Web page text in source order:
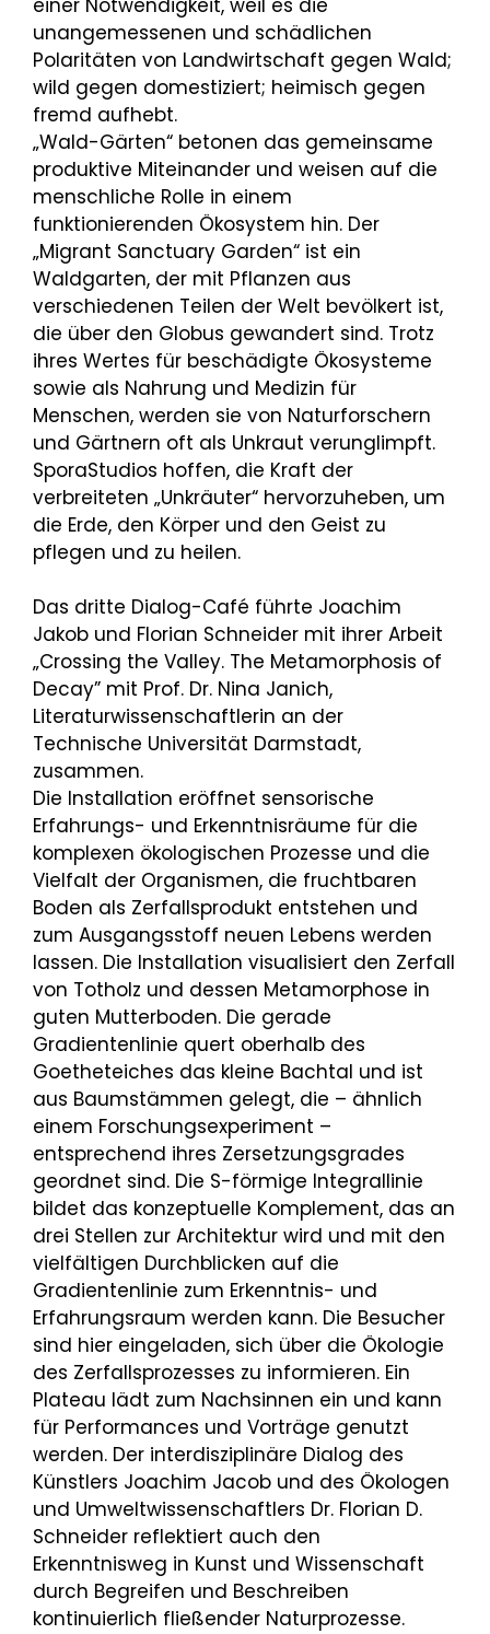
einer Notwendigkeit, weil es die
unangemessenen und schädlichen
Polaritäten von Landwirtschaft gegen Wald;
wild gegen domestiziert; heimisch gegen
fremd aufhebt.
„Wald-Gärten“ betonen das gemeinsame
produktive Miteinander und weisen auf die
menschliche Rolle in einem
funktionierenden Ökosystem hin. Der
„Migrant Sanctuary Garden“ ist ein
Waldgarten, der mit Pflanzen aus
verschiedenen Teilen der Welt bevölkert ist,
die über den Globus gewandert sind. Trotz
ihres Wertes für beschädigte Ökosysteme
sowie als Nahrung und Medizin für
Menschen, werden sie von Naturforschern
und Gärtnern oft als Unkraut verunglimpft.
SporaStudios hoffen, die Kraft der
verbreiteten „Unkräuter“ hervorzuheben, um
die Erde, den Körper und den Geist zu
pflegen und zu heilen.
Das dritte Dialog-Café führte Joachim
Jakob und Florian Schneider mit ihrer Arbeit
„Crossing the Valley. The Metamorphosis of
Decay” mit Prof. Dr. Nina Janich,
Literaturwissenschaftlerin an der
Technische Universität Darmstadt,
zusammen.
Die Installation eröffnet sensorische
Erfahrungs- und Erkenntnisräume für die
komplexen ökologischen Prozesse und die
Vielfalt der Organismen, die fruchtbaren
Boden als Zerfallsprodukt entstehen und
zum Ausgangsstoff neuen Lebens werden
lassen. Die Installation visualisiert den Zerfall
von Totholz und dessen Metamorphose in
guten Mutterboden. Die gerade
Gradientenlinie quert oberhalb des
Goetheteiches das kleine Bachtal und ist
aus Baumstämmen gelegt, die – ähnlich
einem Forschungsexperiment –
entsprechend ihres Zersetzungsgrades
geordnet sind. Die S-förmige Integrallinie
bildet das konzeptuelle Komplement, das an
drei Stellen zur Architektur wird und mit den
vielfältigen Durchblicken auf die
Gradientenlinie zum Erkenntnis- und
Erfahrungsraum werden kann. Die Besucher
sind hier eingeladen, sich über die Ökologie
des Zerfallsprozesses zu informieren. Ein
Plateau lädt zum Nachsinnen ein und kann
für Performances und Vorträge genutzt
werden. Der interdisziplinäre Dialog des
Künstlers Joachim Jacob und des Ökologen
und Umweltwissenschaftlers Dr. Florian D.
Schneider reflektiert auch den
Erkenntnisweg in Kunst und Wissenschaft
durch Begreifen und Beschreiben
kontinuierlich fließender Naturprozesse.